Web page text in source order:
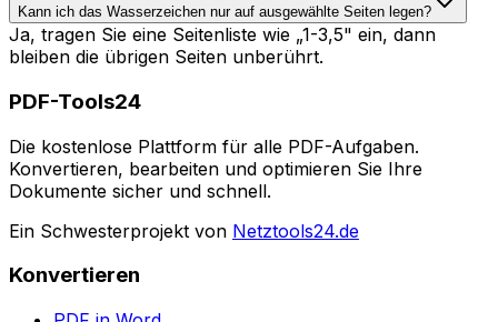
Kann ich das Wasserzeichen nur auf ausgewählte Seiten legen?
Ja, tragen Sie eine Seitenliste wie „1-3,5" ein, dann
bleiben die übrigen Seiten unberührt.
PDF-Tools24
Die kostenlose Plattform für alle PDF-Aufgaben.
Konvertieren, bearbeiten und optimieren Sie Ihre
Dokumente sicher und schnell.
Ein Schwesterprojekt von Netztools24.de
Konvertieren